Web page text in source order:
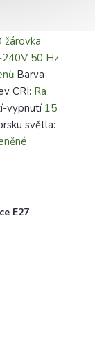
žárovka
50 Hz
Barva
CRI: Ra
vypnutí 15
světla:
E27